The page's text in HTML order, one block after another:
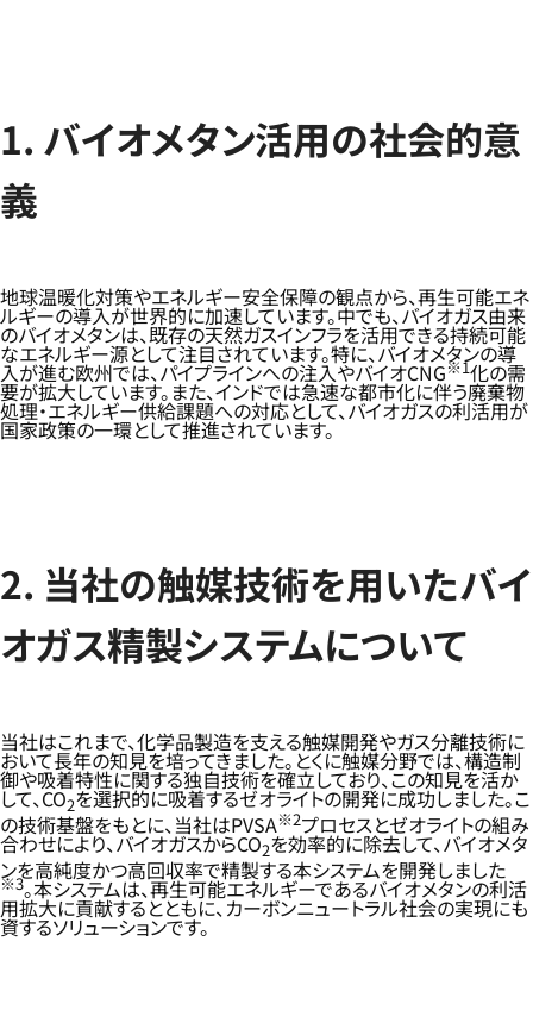
1. バイオメタン活用の社会的意
義
地球温暖化対策やエネルギー安全保障の観点から、再生可能エネ
ルギーの導入が世界的に加速しています。中でも、バイオガス由来
のバイオメタンは、既存の天然ガスインフラを活用できる持続可能
なエネルギー源として注目されています。特に、バイオメタンの導
入が進む欧州では、パイプラインへの注入やバイオCNG※1化の需
要が拡大しています。また、インドでは急速な都市化に伴う廃棄物
処理・エネルギー供給課題への対応として、バイオガスの利活用が
国家政策の一環として推進されています。
2. 当社の触媒技術を用いたバイ
オガス精製システムについて
当社はこれまで、化学品製造を支える触媒開発やガス分離技術に
おいて長年の知見を培ってきました。とくに触媒分野では、構造制
御や吸着特性に関する独自技術を確立しており、この知見を活か
して、CO2を選択的に吸着するゼオライトの開発に成功しました。こ
の技術基盤をもとに、当社はPVSA※2プロセスとゼオライトの組み
合わせにより、バイオガスからCO2を効率的に除去して、バイオメタ
ンを高純度かつ高回収率で精製する本システムを開発しました
※3。本システムは、再生可能エネルギーであるバイオメタンの利活
用拡大に貢献するとともに、カーボンニュートラル社会の実現にも
資するソリューションです。